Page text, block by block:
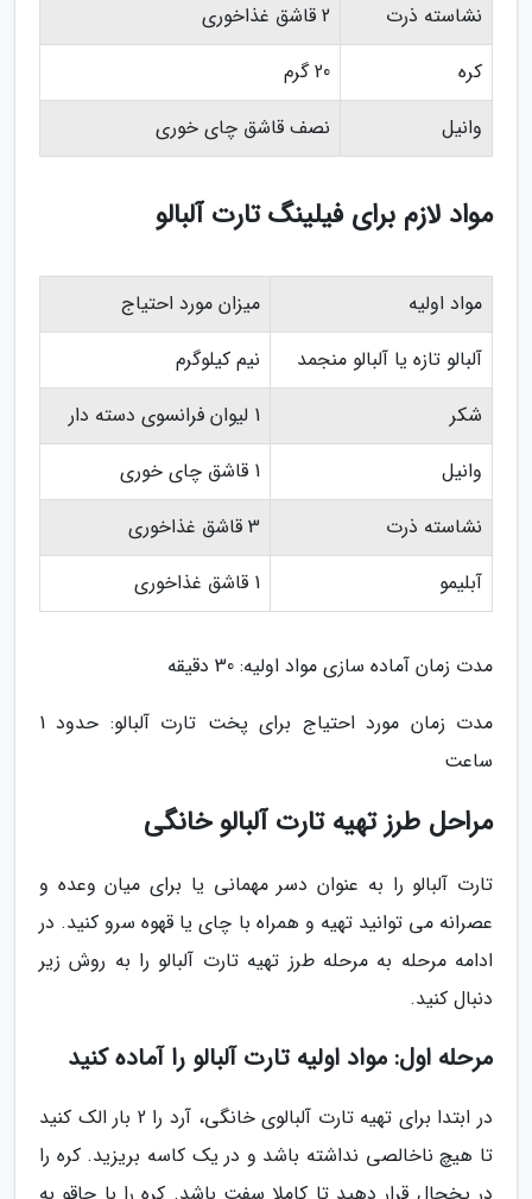
نشاسته ذرت
2 قاشق غذاخوری
کره
20 گرم
وانیل
نصف قاشق چای خوری
مواد لازم برای فیلینگ تارت آلبالو
مواد اولیه
میزان مورد احتیاج
آلبالو تازه یا آلبالو منجمد
نیم کیلوگرم
شکر
1 لیوان فرانسوی دسته دار
وانیل
1 قاشق چای خوری
نشاسته ذرت
3 قاشق غذاخوری
آبلیمو
1 قاشق غذاخوری
مدت زمان آماده سازی مواد اولیه: 30 دقیقه
مدت زمان مورد احتیاج برای پخت تارت آلبالو: حدود 1
ساعت
مراحل طرز تهیه تارت آلبالو خانگی
تارت آلبالو را به عنوان دسر مهمانی یا برای میان وعده و
عصرانه می توانید تهیه و همراه با چای یا قهوه سرو کنید. در
ادامه مرحله به مرحله طرز تهیه تارت آلبالو را به روش زیر
دنبال کنید.
مرحله اول: مواد اولیه تارت آلبالو را آماده کنید
در ابتدا برای تهیه تارت آلبالوی خانگی، آرد را 2 بار الک کنید
تا هیچ ناخالصی نداشته باشد و در یک کاسه بریزید. کره را